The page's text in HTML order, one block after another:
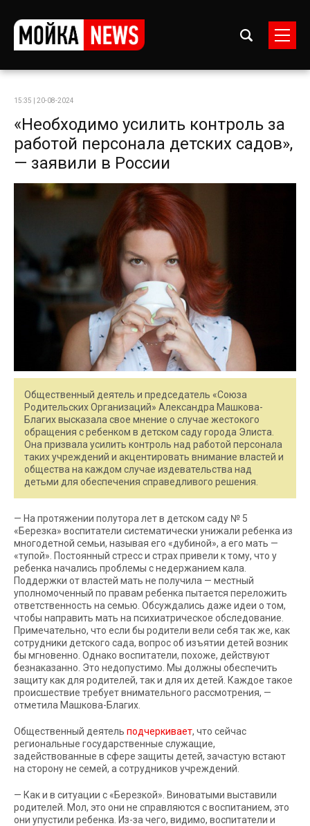
15:35 | 20-08-2024
«Необходимо усилить контроль за
работой персонала детских садов»,
— заявили в России
Общественный деятель и председатель «Союза
Родительских Организаций» Александра Машкова-
Благих высказала свое мнение о случае жестокого
обращения с ребенком в детском саду города Элиста.
Она призвала усилить контроль над работой персонала
таких учреждений и акцентировать внимание властей и
общества на каждом случае издевательства над
детьми для обеспечения справедливого решения.
— На протяжении полутора лет в детском саду № 5
«Березка» воспитатели систематически унижали ребенка из
многодетной семьи, называя его «дубиной», а его мать —
«тупой». Постоянный стресс и страх привели к тому, что у
ребенка начались проблемы с недержанием кала.
Поддержки от властей мать не получила — местный
уполномоченный по правам ребенка пытается переложить
ответственность на семью. Обсуждались даже идеи о том,
чтобы направить мать на психиатрическое обследование.
Примечательно, что если бы родители вели себя так же, как
сотрудники детского сада, вопрос об изъятии детей возник
бы мгновенно. Однако воспитатели, похоже, действуют
безнаказанно. Это недопустимо. Мы должны обеспечить
защиту как для родителей, так и для их детей. Каждое такое
происшествие требует внимательного рассмотрения, —
отметила Машкова-Благих.
Общественный деятель подчеркивает, что сейчас
региональные государственные служащие,
задействованные в сфере защиты детей, зачастую встают
на сторону не семей, а сотрудников учреждений.
— Как и в ситуации с «Березкой». Виноватыми выставили
родителей. Мол, это они не справляются с воспитанием, это
они упустили ребенка. Из-за чего, видимо, воспитатели и